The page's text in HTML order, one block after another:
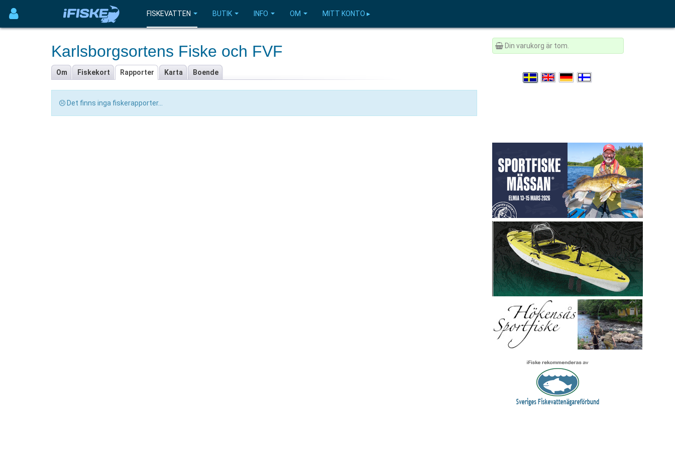
FISKEVATTEN BUTIK INFO OM MITT KONTO ▸
Karlsborgsortens Fiske och FVF
Om Fiskekort Rapporter Karta Boende
Det finns inga fiskerapporter...
Din varukorg är tom.